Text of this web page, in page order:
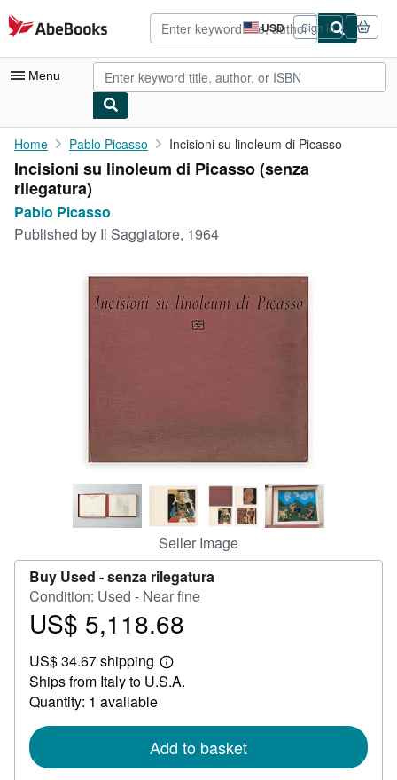
Skip to main content
AbeBooks.com USD
Site
shopping
preferences
Sign in
Menu
My Account
My Purchases
Advanced Search
Browse Collections
Art & Collectibles
Home Pablo Picasso Incisioni su linoleum di Picasso
Incisioni su linoleum di Picasso (senza
rilegatura)
Pablo Picasso
Published by Il Saggiatore, 1964
Seller Image
Buy Used -senza rilegatura
Condition: Used - Near fine
Price
5,118.68
US$ 5,118.68
US$ 34.67 shipping
Learn
more
Ships from Italy to U.S.A.
Quantity: 1 available
Add to basket